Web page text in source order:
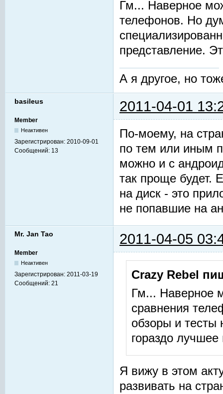
Гм... Наверное
телефонов. Но
представление.
А я другое, но
basileus 2011-04-01
Member
Неактивен
Зарегистрирован: 2010-09-01
Сообщений: 13
По-моему, на
по тем или иным
можно и с
так проще будет.
на диск - это
не попавшие на
Mr. Jan Tao 2011-04-05
Member
Неактивен
Зарегистрирован: 2011-03-19
Сообщений: 21
Crazy Rebel
Гм... Наверное
сравнения
обзоры и тесты
гораздо лучшее
Я вижу в этом
развивать на